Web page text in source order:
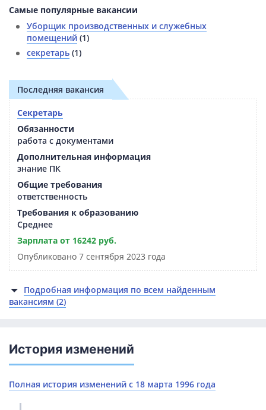
Самые популярные вакансии
Уборщик производственных и служебных
помещений (1)
секретарь (1)
Последняя вакансия
Секретарь
Обязанности
работа с документами
Дополнительная информация
знание ПК
Общие требования
ответственность
Требования к образованию
Среднее
Зарплата от 16242 руб.
Опубликовано 7 сентября 2023 года
Подробная информация по всем найденным
вакансиям (2)
История изменений
Полная история изменений с 18 марта 1996 года